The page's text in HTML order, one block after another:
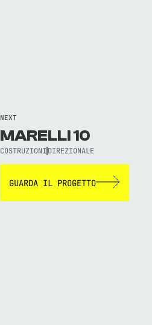
NEXT
MARELLI 10
COSTRUZIONI DIREZIONALE
GUARDA IL PROGETTO